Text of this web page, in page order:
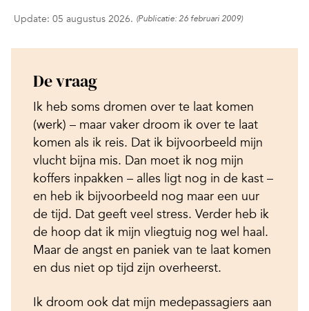
Update: 05 augustus 2026. (Publicatie: 26 februari 2009)
De vraag
Ik heb soms dromen over te laat komen
(werk) – maar vaker droom ik over te laat
komen als ik reis. Dat ik bijvoorbeeld mijn
vlucht bijna mis. Dan moet ik nog mijn
koffers inpakken – alles ligt nog in de kast –
en heb ik bijvoorbeeld nog maar een uur
de tijd. Dat geeft veel stress. Verder heb ik
de hoop dat ik mijn vliegtuig nog wel haal.
Maar de angst en paniek van te laat komen
en dus niet op tijd zijn overheerst.
Ik droom ook dat mijn medepassagiers aan